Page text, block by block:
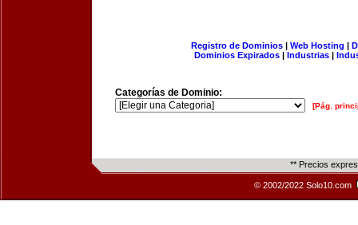
Registro de Dominios| Web Hosting |
Dominios Expirados | Industrias |
Categorías de Dominio:
[Pág.
** Precios
© 2002/2022 Solo10.com